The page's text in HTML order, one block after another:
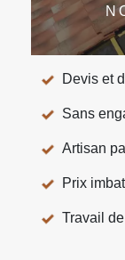
Devis et
Sans
Artisan
Prix
Travail